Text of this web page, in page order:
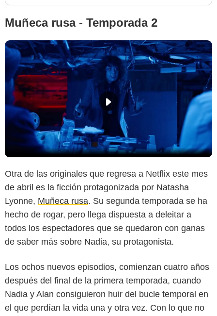
Muñeca rusa - Temporada 2
Otra de las originales que regresa a Netflix este mes
de abril es la ficción protagonizada por Natasha
Lyonne, Muñeca rusa. Su segunda temporada se ha
hecho de rogar, pero llega dispuesta a deleitar a
todos los espectadores que se quedaron con ganas
de saber más sobre Nadia, su protagonista.
Los ochos nuevos episodios, comienzan cuatro años
después del final de la primera temporada, cuando
Nadia y Alan consiguieron huir del bucle temporal en
el que perdían la vida una y otra vez. Con lo que no